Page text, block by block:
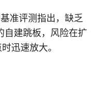
准评测指出，缺乏
建跳板，风险在扩
迅速放大。